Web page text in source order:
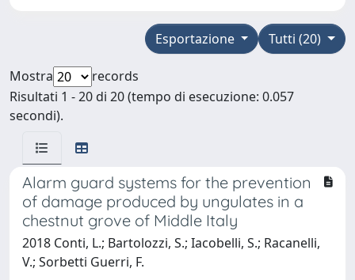
Tutti (20)
Esportazione
Mostra
records
Risultati 1 - 20 di 20 (tempo di esecuzione: 0.057
secondi).
Alarm guard systems for the prevention
of damage produced by ungulates in a
chestnut grove of Middle Italy
2018 Conti, L.; Bartolozzi, S.; Iacobelli, S.; Racanelli,
V.; Sorbetti Guerri, F.